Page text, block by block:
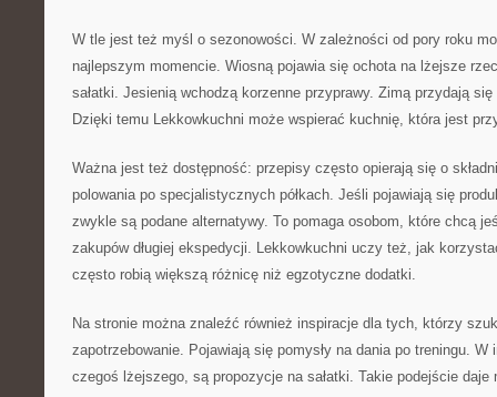
W tle jest też myśl o sezonowości. W zależności od pory roku
najlepszym momencie. Wiosną pojawia się ochota na lżejsze
sałatki. Jesienią wchodzą korzenne przyprawy. Zimą przydają
Dzięki temu Lekkowkuchni może wspierać kuchnię, która jest
Ważna jest też dostępność: przepisy często opierają się o
polowania po specjalistycznych półkach. Jeśli pojawiają się
zwykle są podane alternatywy. To pomaga osobom, które chcą
zakupów długiej ekspedycji. Lekkowkuchni uczy też, jak
często robią większą różnicę niż egzotyczne dodatki.
Na stronie można znaleźć również inspiracje dla tych, którzy
zapotrzebowanie. Pojawiają się pomysły na dania po treningu. W
czegoś lżejszego, są propozycje na sałatki. Takie podejście daje